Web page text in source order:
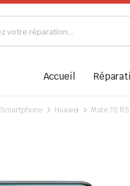
Accueil
Smartphone Huawei Mate 70